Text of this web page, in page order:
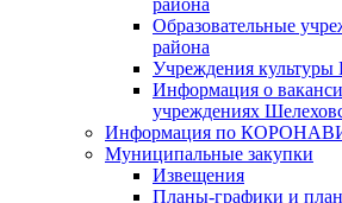
Образовательные
района
Учреждения культуры
Информация о
учреждениях
Информация по
Муниципальные закупки
Извещения
Планы-графики и